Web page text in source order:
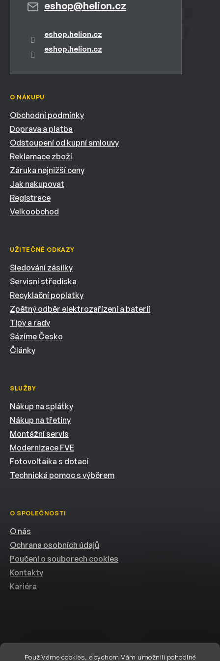
Používáme cookies, abychom Vám umožnili pohodlné
eshop@helion.cz
eshop.helion.cz
eshop.helion.cz
O NÁKUPU
Obchodní podmínky
Doprava a platba
Odstoupení od kupní smlouvy
Reklamace zboží
Záruka nejnižší ceny
Jak nakupovat
Registrace
Velkoobchod
UŽITEČNÉ ODKAZY
Sledování zásilky
Servisní střediska
Recyklační poplatky
Zpětný odběr elektrozařízení a baterií
Tipy a rady
Sázíme Česko
Články
SLUŽBY
Nákup na splátky
Nákup na třetiny
Montážní servis
Modernizace FVE
Fotovoltaika s dotací
Technická pomoc s výběrem
O SPOLEČNOSTI
O nás
Ochrana osobních údajů
Poučení o souborech cookies
Kontakty
Kariéra